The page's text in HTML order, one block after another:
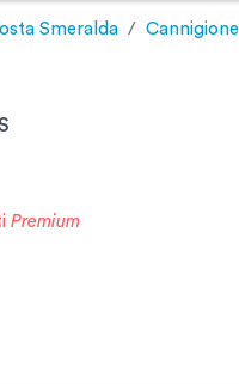
Smeralda
Cannigione
Premium